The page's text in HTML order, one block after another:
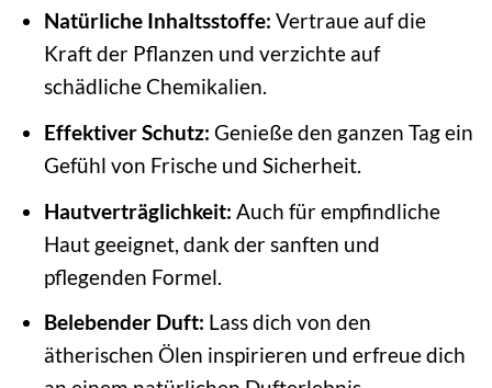
Natürliche Inhaltsstoffe: Vertraue auf die
Kraft der Pflanzen und verzichte auf
schädliche Chemikalien.
Effektiver Schutz: Genieße den ganzen Tag ein
Gefühl von Frische und Sicherheit.
Hautverträglichkeit: Auch für empfindliche
Haut geeignet, dank der sanften und
pflegenden Formel.
Belebender Duft: Lass dich von den
ätherischen Ölen inspirieren und erfreue dich